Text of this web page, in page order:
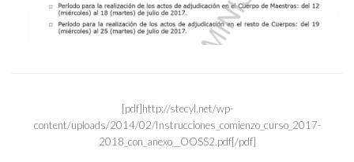
[pdf]http://stecyl.net/wp-
content/uploads/2014/02/Instrucciones_comienzo_curso_2017-
2018_con_anexo__OOSS2.pdf[/pdf]